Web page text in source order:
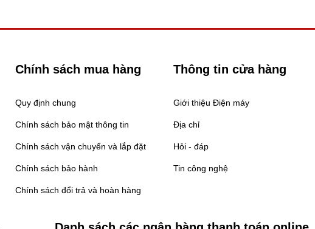
Chính sách mua hàng
Quy định chung
Chính sách bảo mật thông tin
Chính sách vận chuyển và lắp đặt
Chính sách bảo hành
Chính sách đổi trả và hoàn hàng
Thông tin cửa hàng
Giới thiệu Điện máy
Địa chỉ
Hỏi - đáp
Tin công nghệ